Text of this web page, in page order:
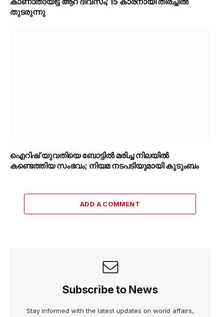
തുടരുന്നു
ഐറിഷ് യുവതിയെ ബോട്ടിൽ മരിച്ച നിലയിൽ
കണ്ടെത്തിയ സംഭവം; നിയമ നടപടിയുമായി കുടുംബം
ADD A COMMENT
Subscribe to News
Stay informed with the latest updates on world affairs,